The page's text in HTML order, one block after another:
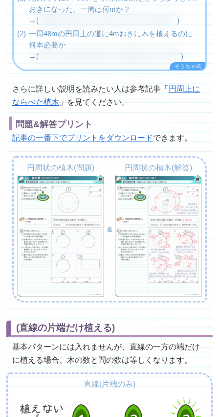
おきになった。一周は何mか？
→(
)
一周48mの円周上の道に4mおきに木を植えるのに
何本必要か
→(
)
さらに詳しい説明を読みたい人は参考記事「円周上に
ならべた植木 」を見てください。
問題&解答プリント
記事の一番下でプリントをダウンロードできます。
円周状の植木(問題)
&
円周状の植木(解答)
(直線の片端だけ植える)
基本パターンには入れませんが、直線の一方の端だけ
に植える場合、木の数と間の数は等しくなります。
直線(片端のみ)